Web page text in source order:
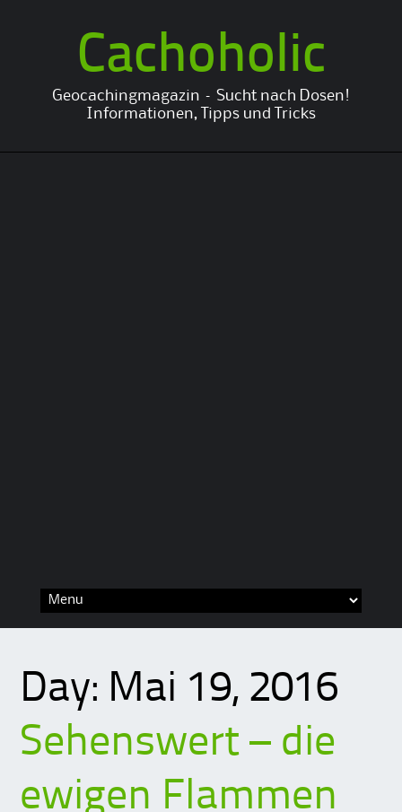
Cachoholic
Geocachingmagazin – Sucht nach Dosen!
Informationen, Tipps und Tricks
Day: Mai 19, 2016
Sehenswert – die
ewigen Flammen